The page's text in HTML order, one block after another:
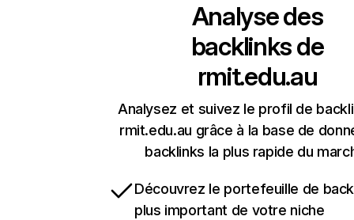
Analyse des
backlinks de
rmit.edu.au
Analysez et suivez le profil de
rmit.edu.au grâce à la base de
backlinks la plus rapide du
Découvrez le portefeuille de
plus important de votre niche